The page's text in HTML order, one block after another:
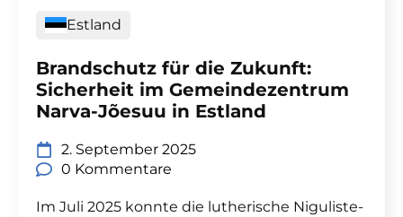
Estland
Brandschutz für die Zukunft:
Sicherheit im Gemeindezentrum
Narva-Jõesuu in Estland
2. September 2025
0 Kommentare
Im Juli 2025 konnte die lutherische Niguliste-